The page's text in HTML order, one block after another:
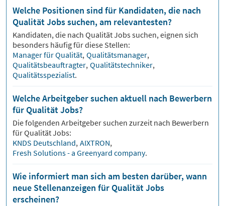
Welche Positionen sind für Kandidaten, die nach
Qualität Jobs suchen, am relevantesten?
Kandidaten, die nach QualitätJobs suchen, eignen sich
besonders häufig für diese Stellen:
Manager für Qualität, Qualitätsmanager,
Qualitätsbeauftragter, Qualitätstechniker,
Qualitätsspezialist.
Welche Arbeitgeber suchen aktuell nach Bewerbern
für Qualität Jobs?
Die folgenden Arbeitgeber suchen zurzeit nach Bewerbern
fürQualitätJobs:
KNDS Deutschland, AIXTRON,
Fresh Solutions - a Greenyard company.
Wie informiert man sich am besten darüber, wann
neue Stellenanzeigen für Qualität Jobs
erscheinen?